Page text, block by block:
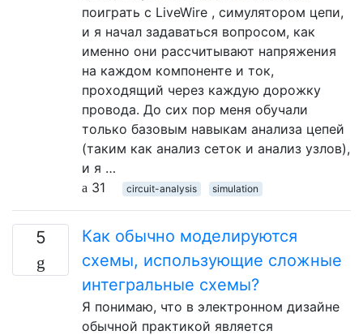
поиграть с LiveWire , симулятором цепи,
и я начал задаваться вопросом, как
именно они рассчитывают напряжения
на каждом компоненте и ток,
проходящий через каждую дорожку
провода. До сих пор меня обучали
только базовым навыкам анализа цепей
(таким как анализ сеток и анализ узлов),
и я …
31
circuit-analysis simulation
5
Как обычно моделируются
схемы, использующие сложные
интегральные схемы?
Я понимаю, что в электронном дизайне
обычной практикой является